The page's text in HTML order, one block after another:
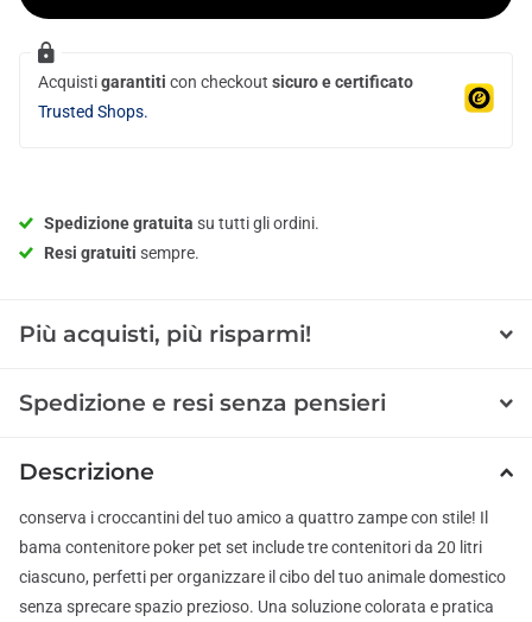
Acquistigarantiti con checkout sicuro e certificato
Trusted Shops.
Spedizione gratuita su tutti gli ordini.
Resi gratuiti sempre.
Più acquisti, più risparmi!
Spedizione e resi senza pensieri
Descrizione
conserva i croccantini del tuo amico a quattro zampe con stile! Il
bama contenitore poker pet set include tre contenitori da 20 litri
ciascuno, perfetti per organizzare il cibo del tuo animale domestico
senza sprecare spazio prezioso. Una soluzione colorata e pratica